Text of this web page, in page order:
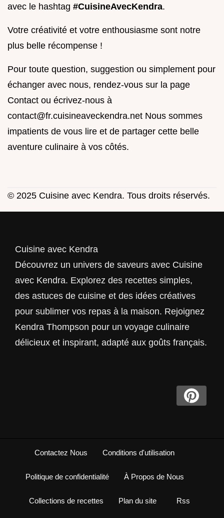
avec le hashtag #CuisineAvecKendra.
Votre créativité et votre enthousiasme sont notre
plus belle récompense !
Pour toute question, suggestion ou simplement pour
échanger avec nous, rendez-vous sur la page
Contact ou écrivez-nous à
contact@fr.cuisineaveckendra.net Nous sommes
impatients de vous lire et de partager cette belle
aventure culinaire à vos côtés.
© 2025 Cuisine avec Kendra. Tous droits réservés.
Cuisine avec Kendra
Découvrez un univers de saveurs avec Cuisine
avec Kendra. Explorez des recettes simples,
des astuces de cuisine et des idées créatives
pour sublimer vos repas à la maison. Rejoignez
Kendra Thompson pour un voyage culinaire
délicieux et inspirant, adapté aux goûts français.
Contactez Nous Conditions d'utilisation
Politique de confidentialité À Propos de Nous
Collections de recettes Plan du site Rss